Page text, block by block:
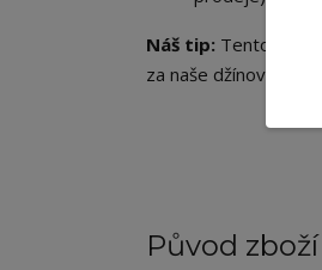
Náš tip: Tento set
za naše džínové
Původ zboží